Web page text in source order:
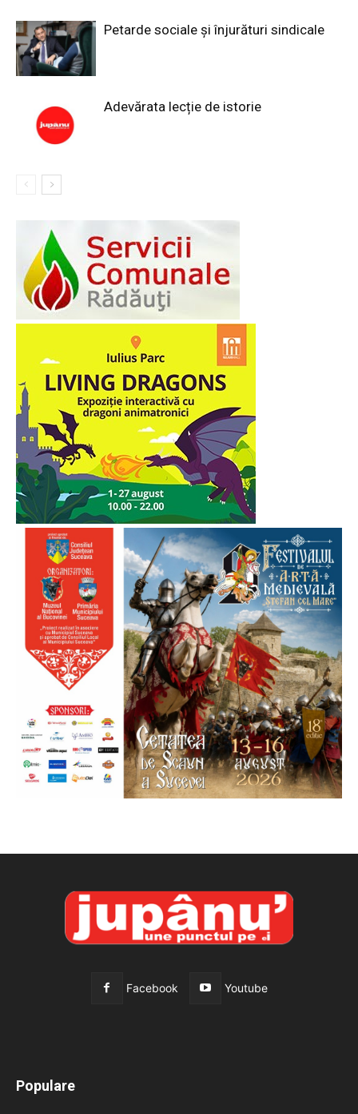
Petarde sociale și înjurături sindicale
Adevărata lecție de istorie
Facebook Youtube
Populare